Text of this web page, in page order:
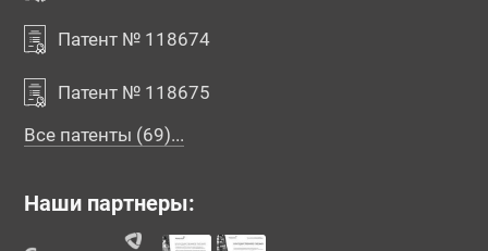
Патент № 118674
Патент № 118675
Все патенты (69)...
Наши партнеры: